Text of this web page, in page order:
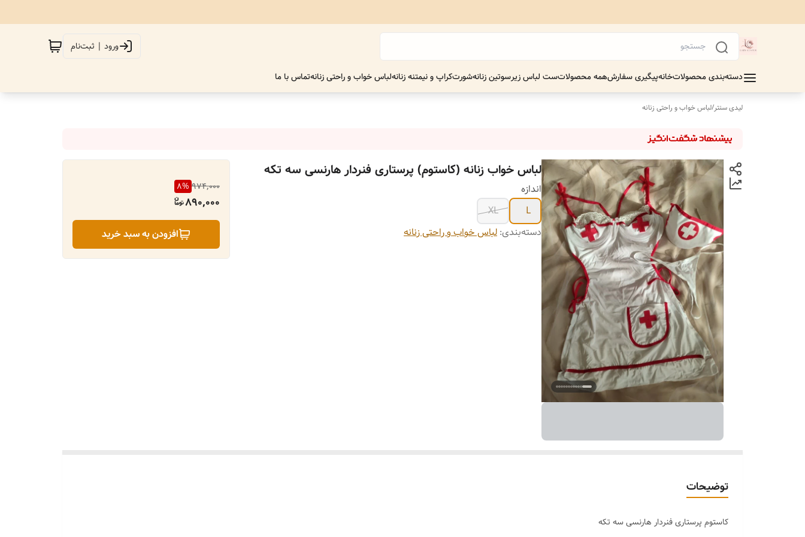
ورود | ثبت‌نام
دسته‌بندی محصولاتخانهپیگیری سفارشهمه محصولاتست لباس زیرسوتین زنانهشورتکراپ و نیمتنه زنانهلباس خواب و راحتی زنانهتماس با ما
لیدی سنتر/لباس خواب و راحتی زنانه
لباس خواب زنانه (کاستوم) پرستاری فنردار هارنسی سه تکه
اندازه
L
XL
دسته‌بندی: لباس خواب و راحتی زنانه
974,000
8%
890,000
افزودن به سبد خرید
توضیحات
کاستوم پرستاری فنردار هارنسی سه تکه